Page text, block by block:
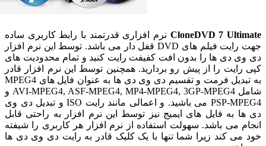
CloneDVD 7نرم افزاری قدرتمند با رابط کاربری ساده
جهت رایت فیلم های DVD قفل دار می باشد. توسط این نرم افزار
دی ها را بدون افت کفیفت رایت کنید و تمام محدودیت های
را از پیش رو بردارید. همچنین توسط این نرم افزار قادر
به تبدیل فرمت و تقسیم دی وی دی ها به عنوان فایل های MPEG4
شامل AVI-MPEG4, ASF-MPEG4, MP4-MPEG4, 3GP-MPEG4 و
PSP-MPEG4 می باشید. و اعمالی مانند رایت ISO و تبدیل دی وی
به فایل های ایمیج نیز توسط این نرم افزار به راحتی قابل
می باشد. سهولت استفاده از نرم افزار هر کاربری را شیفته
کند زیرا شما تنها با یک کلیک قادر به رایت دی وی دی ها